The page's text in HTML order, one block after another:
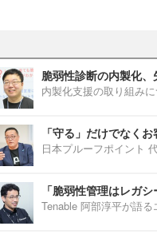
脆弱性診断の内製化
内製化支援の取り組み
「守る」だけでなく
日本プルーフポイント
「脆弱性管理はレガ
Tenable 阿部淳平が語